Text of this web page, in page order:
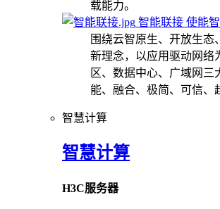
载能力。
智能联接 使能
围绕云智原生、开放生态
新理念，以应用驱动网络
区、数据中心、广域网三
能、融合、极简、可信、
智慧计算
智慧计算
H3C服务器